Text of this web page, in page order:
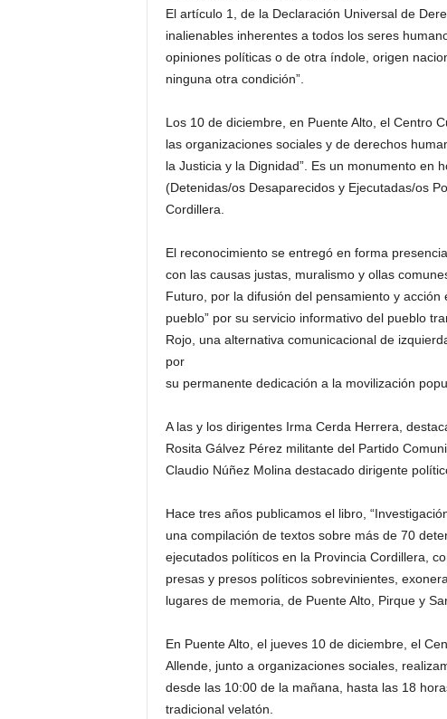
El artículo 1, de la Declaración Universal de
inalienables inherentes a todos los seres
opiniones políticas o de otra índole, origen
ninguna otra condición”.
Los 10 de diciembre, en Puente Alto, el Centro
las organizaciones sociales y de derechos
la Justicia y la Dignidad”. Es un monumento en
(Detenidas/os Desaparecidos y Ejecutadas/os
Cordillera.
El reconocimiento se entregó en forma
con las causas justas, muralismo y ollas
Futuro, por la difusión del pensamiento y
pueblo” por su servicio informativo del pueblo
Rojo, una alternativa comunicacional de
por
su permanente dedicación a la movilización
A las y los dirigentes Irma Cerda Herrera,
Rosita Gálvez Pérez militante del Partido
Claudio Núñez Molina destacado dirigente
Hace tres años publicamos el libro,
una compilación de textos sobre más de 70
ejecutados políticos en la Provincia Cordillera,
presas y presos políticos sobrevinientes,
lugares de memoria, de Puente Alto, Pirque y
En Puente Alto, el jueves 10 de diciembre, el
Allende, junto a organizaciones sociales,
desde las 10:00 de la mañana, hasta las 18
tradicional velatón.